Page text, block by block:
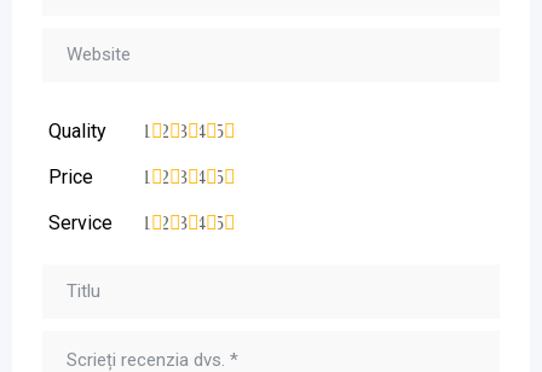
Quality 5
4
3
2
1
Price 5
4
3
2
1
Service 5
4
3
2
1